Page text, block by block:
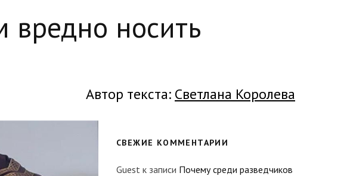
носить
Автор текста: Светлана Королева
СВЕЖИЕ КОММЕНТАРИИ
Guest к записи Почему среди разведчиков